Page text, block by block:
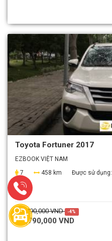
Toyota Fortuner 2017
EZBOOK VIỆT NAM
7
458 km Được sử dụng:
2,890,000 VND -4%
2,790,000 VND